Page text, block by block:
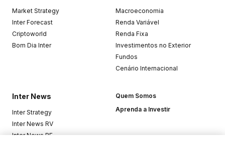
Market Strategy
Inter Forecast
Criptoworld
Bom Dia Inter
Macroeconomia
Renda Variável
Renda Fixa
Investimentos no Exterior
Fundos
Cenário Internacional
Inter News
Inter Strategy
Inter News RV
Inter News RF
Quem Somos
Aprenda a Investir